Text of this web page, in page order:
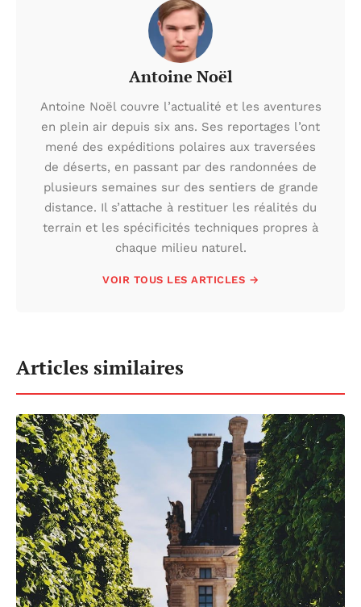
Antoine Noël
Antoine Noël couvre l’actualité et les aventures
en plein air depuis six ans. Ses reportages l’ont
mené des expéditions polaires aux traversées
de déserts, en passant par des randonnées de
plusieurs semaines sur des sentiers de grande
distance. Il s’attache à restituer les réalités du
terrain et les spécificités techniques propres à
chaque milieu naturel.
VOIR TOUS LES ARTICLES →
Articles similaires